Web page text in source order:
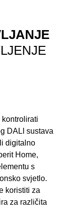
DALI sustava
digitalno
Home,
s
svjetlo.
koristiti za
za različita